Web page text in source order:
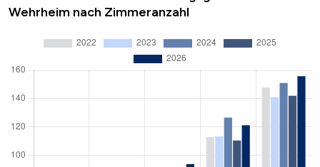
Wehrheim nach Zimmeranzahl